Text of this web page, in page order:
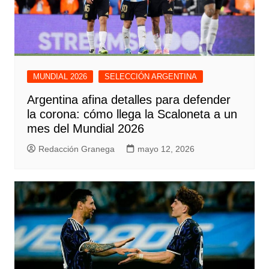
MUNDIAL 2026 SELECCIÓN ARGENTINA
Argentina afina detalles para defender
la corona: cómo llega la Scaloneta a un
mes del Mundial 2026
Redacción Granega mayo 12, 2026